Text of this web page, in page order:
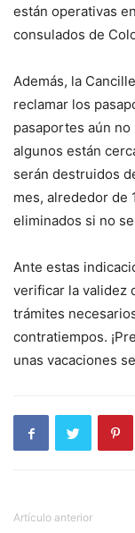
están operativas
consulados de
Además, la
reclamar los
pasaportes aún
algunos están
serán destruidos
mes, alrededor de
eliminados si no
Ante estas
verificar la validez
trámites
contratiempos.
unas vacaciones
Artículo anterior